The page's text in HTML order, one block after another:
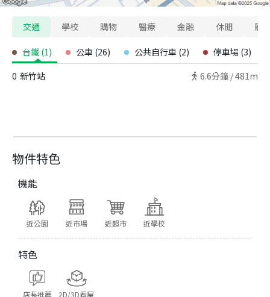
物件特色
機能
近公園 近市場 近超市 近學校
特色
店長推薦 2D/3D看屋
交通 學校 購物 醫療 金融 休閒 寵
台鐵 (1) 公車 (26) 公共自行車 (2) 停車場 (3)
0 新竹站 6.6分鐘 /481m